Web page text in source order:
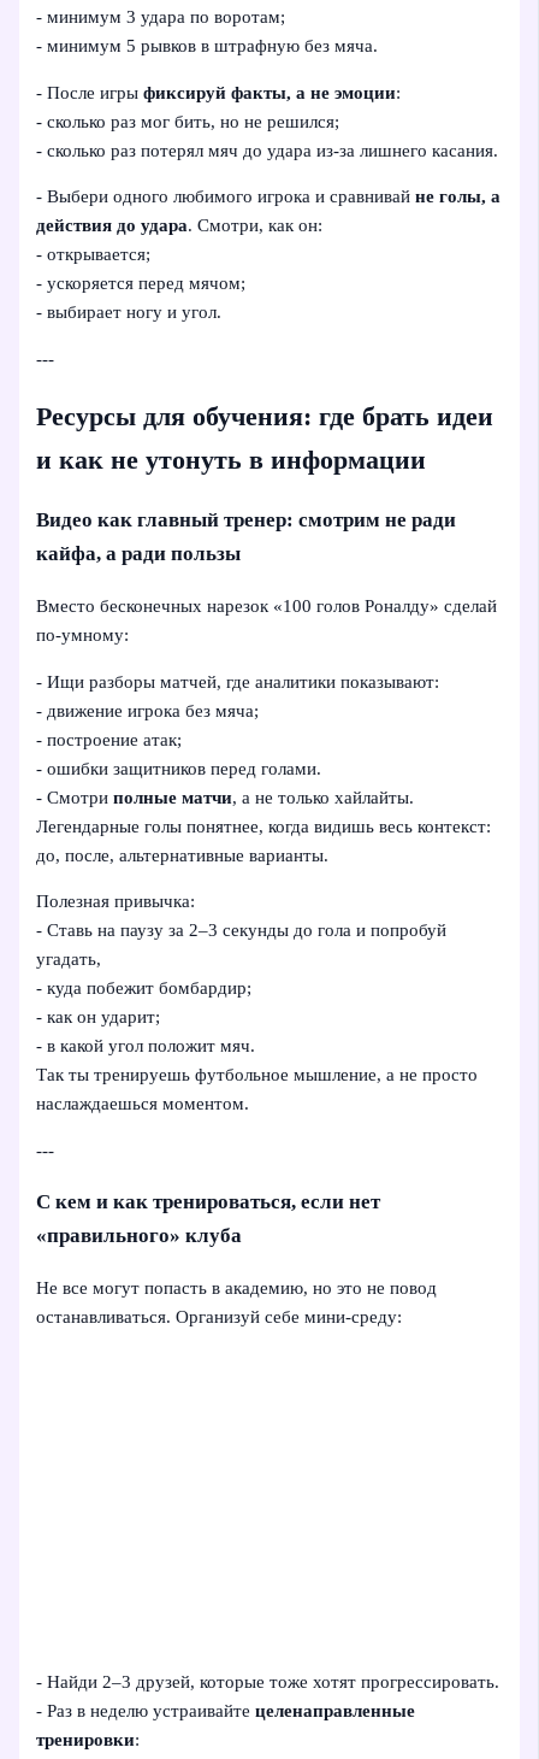
- минимум 3 удара по воротам;
- минимум 5 рывков в штрафную без мяча.
- После игрыфиксируй факты, а не эмоции:
- сколько раз мог бить, но не решился;
- сколько раз потерял мяч до удара из-за лишнего касания.
- Выбери одного любимого игрока и сравнивайне голы, а
действия до удара. Смотри, как он:
- открывается;
- ускоряется перед мячом;
- выбирает ногу и угол.
---
Ресурсы для обучения: где брать идеи
и как не утонуть в информации
Видео как главный тренер: смотрим не ради
кайфа, а ради пользы
Вместо бесконечных нарезок «100 голов Роналду» сделай
по‑умному:
- Ищи разборы матчей, где аналитики показывают:
- движение игрока без мяча;
- построение атак;
- ошибки защитников перед голами.
- Смотриполные матчи, а не только хайлайты.
Легендарные голы понятнее, когда видишь весь контекст:
до, после, альтернативные варианты.
Полезная привычка:
- Ставь на паузу за 2–3 секунды до гола и попробуй
угадать,
- куда побежит бомбардир;
- как он ударит;
- в какой угол положит мяч.
Так ты тренируешь футбольное мышление, а не просто
наслаждаешься моментом.
---
С кем и как тренироваться, если нет
«правильного» клуба
Не все могут попасть в академию, но это не повод
останавливаться. Организуй себе мини‑среду:
- Найди 2–3 друзей, которые тоже хотят прогрессировать.
- Раз в неделю устраивайтецеленаправленные
тренировки: